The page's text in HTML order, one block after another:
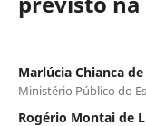
Marlúcia Chianca
Ministério Público do
Rogério Montai de